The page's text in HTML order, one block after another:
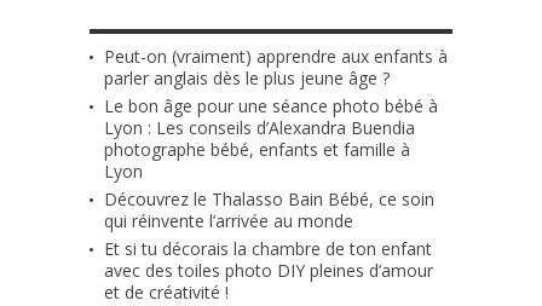
Peut-on (vraiment) apprendre aux enfants à
parler anglais dès le plus jeune âge ?
Le bon âge pour une séance photo bébé à
Lyon : Les conseils d’Alexandra Buendia
photographe bébé, enfants et famille à
Lyon
Découvrez le Thalasso Bain Bébé, ce soin
qui réinvente l’arrivée au monde
Et si tu décorais la chambre de ton enfant
avec des toiles photo DIY pleines d’amour
et de créativité !